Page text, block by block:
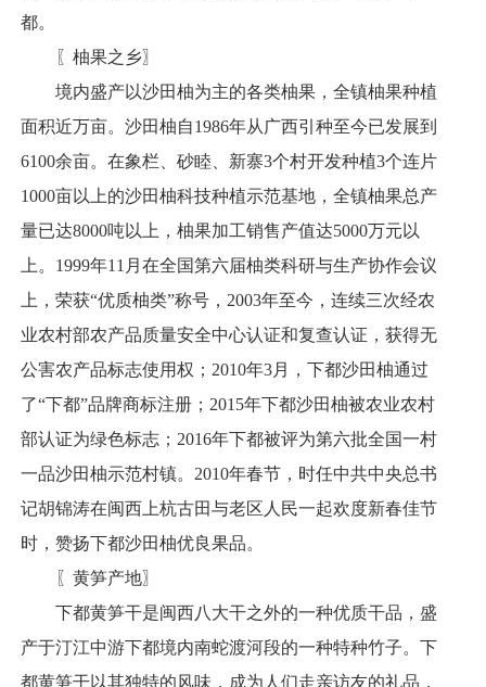
都。
〖柚果之乡〗
境内盛产以沙田柚为主的各类柚果，全镇柚果种植
面积近万亩。沙田柚自1986年从广西引种至今已发展到
6100余亩。在象栏、砂睦、新寨3个村开发种植3个连片
1000亩以上的沙田柚科技种植示范基地，全镇柚果总产
量已达8000吨以上，柚果加工销售产值达5000万元以
上。1999年11月在全国第六届柚类科研与生产协作会议
上，荣获“优质柚类”称号，2003年至今，连续三次经农
业农村部农产品质量安全中心认证和复查认证，获得无
公害农产品标志使用权；2010年3月，下都沙田柚通过
了“下都”品牌商标注册；2015年下都沙田柚被农业农村
部认证为绿色标志；2016年下都被评为第六批全国一村
一品沙田柚示范村镇。2010年春节，时任中共中央总书
记胡锦涛在闽西上杭古田与老区人民一起欢度新春佳节
时，赞扬下都沙田柚优良果品。
〖黄笋产地〗
下都黄笋干是闽西八大干之外的一种优质干品，盛
产于汀江中游下都境内南蛇渡河段的一种特种竹子。下
都黄笋干以其独特的风味，成为人们走亲访友的礼品，